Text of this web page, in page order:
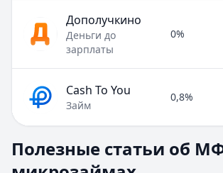
Дополучкино
Деньги до
зарплаты
0%
Cash To You
Займ
0,8%
Раздел:МФО и микрозаймы. Всего
Займ под расписку
Полезные статьи об